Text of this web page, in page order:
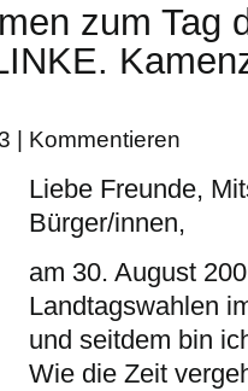
zum Tag
| Kommentieren
Liebe Freunde,
Bürger/innen,
am 30. August
Landtagswahlen
und seitdem bin
Wie die Zeit